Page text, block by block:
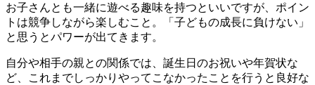
お子さんとも一緒に遊べる趣味を持つといいですが、ポイン
トは競争しながら楽しむこと。「子どもの成長に負けない」
と思うとパワーが出てきます。
自分や相手の親との関係では、誕生日のお祝いや年賀状な
ど、これまでしっかりやってこなかったことを行うと良好な